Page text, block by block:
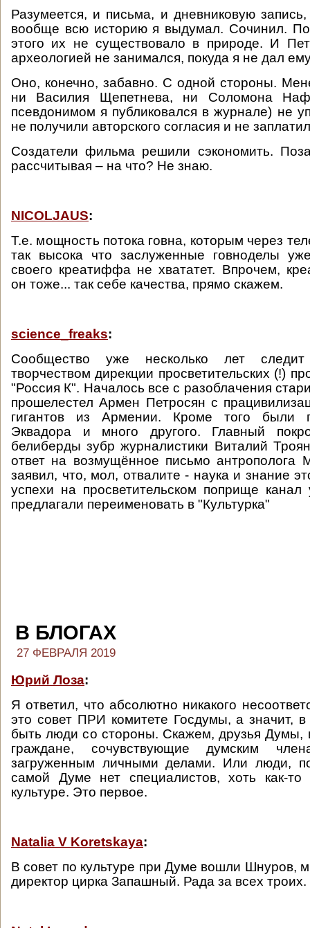
Разумеется, и письма, и дневниковую
вообще всю историю я выдумал. Сочинил.
этого их не существовало в природе. И
археологией не занимался, покуда я не дал
Оно, конечно, забавно. С одной стороны.
ни Василия Щепетнева, ни Соломона
псевдонимом я публиковался в журнале) не
не получили авторского согласия и не
Создатели фильма решили сэкономить.
рассчитывая – на что? Не знаю.
NICOLJAUS:
Т.е. мощность потока говна, которым через
так высока что заслуженные говноделы
своего креатиффа не хвататет. Впрочем,
он тоже... так себе качества, прямо скажем.
science_freaks:
Сообщество уже несколько лет
творчеством дирекции просветительских (!)
"Россия К". Началось все с разоблачения
прошелестел Армен Петросян с
гигантов из Армении. Кроме того были
Эквадора и много другого. Главный
белиберды зубр журналистики Виталий
ответ на возмущённое письмо антрополога
заявил, что, мол, отвалите - наука и знание
успехи на просветительском поприще канал
предлагали переименовать в "Культурка"
В БЛОГАХ
27 ФЕВРАЛЯ 2019
Юрий Лоза:
Я ответил, что абсолютно никакого
это совет ПРИ комитете Госдумы, а значит, в
быть люди со стороны. Скажем, друзья Думы,
граждане, сочувствующие думским
загруженным личными делами. Или люди,
самой Думе нет специалистов, хоть как-
культуре. Это первое.
Natalia V Koretskaya:
В совет по культуре при Думе вошли Шнуров,
директор цирка Запашный. Рада за всех троих.